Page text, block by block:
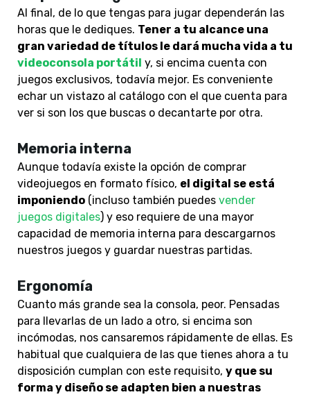
Al final, de lo que tengas para jugar dependerán las
horas que le dediques. Tener a tu alcance una
gran variedad de títulos le dará mucha vida a tu
videoconsola portátil y, si encima cuenta con
juegos exclusivos, todavía mejor. Es conveniente
echar un vistazo al catálogo con el que cuenta para
ver si son los que buscas o decantarte por otra.
Memoria interna
Aunque todavía existe la opción de comprar
videojuegos en formato físico, el digital se está
imponiendo (incluso también puedes vender
juegos digitales) y eso requiere de una mayor
capacidad de memoria interna para descargarnos
nuestros juegos y guardar nuestras partidas.
Ergonomía
Cuanto más grande sea la consola, peor. Pensadas
para llevarlas de un lado a otro, si encima son
incómodas, nos cansaremos rápidamente de ellas. Es
habitual que cualquiera de las que tienes ahora a tu
disposición cumplan con este requisito, y que su
forma y diseño se adapten bien a nuestras